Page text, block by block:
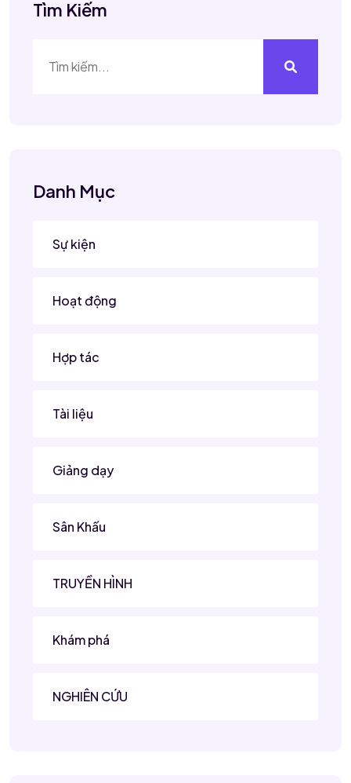
Tìm Kiếm
Danh Mục
Sự kiện
Hoạt động
Hợp tác
Tài liệu
Giảng dạy
Sân Khấu
TRUYỀN HÌNH
Khám phá
NGHIÊN CỨU